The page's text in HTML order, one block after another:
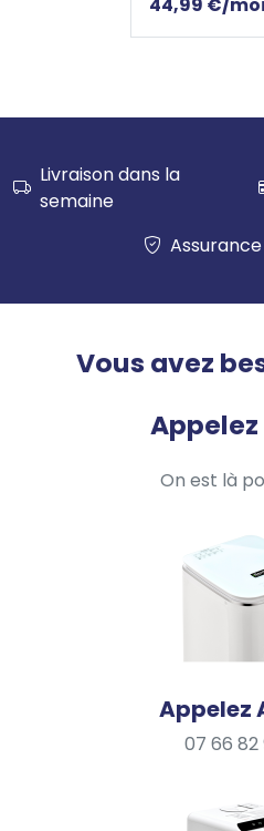
Livraison dans la
semaine
Vous avez
On est là
Appelez
07 66 82